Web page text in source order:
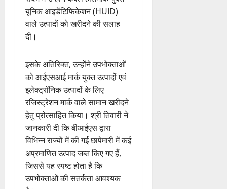
यूनिक आइडेंटिफिकेशन (HUID)
वाले उत्पादों को खरीदने की सलाह
दी।
इसके अतिरिक्त, उन्होंने उपभोक्ताओं
को आईएसआई मार्क युक्त उत्पादों एवं
इलेक्ट्रॉनिक उत्पादों के लिए
रजिस्ट्रेशन मार्क वाले सामान खरीदने
हेतु प्रोत्साहित किया। श्री तिवारी ने
जानकारी दी कि बीआईएस द्वारा
विभिन्न राज्यों में की गई छापेमारी में कई
अप्रमाणित उत्पाद जब्त किए गए हैं,
जिससे यह स्पष्ट होता है कि
उपभोक्ताओं की सतर्कता आवश्यक